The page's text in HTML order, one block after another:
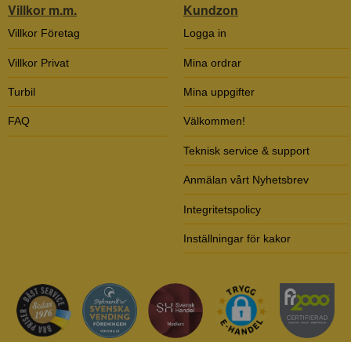
Villkor m.m.
Villkor Företag
Villkor Privat
Turbil
FAQ
Kundzon
Logga in
Mina ordrar
Mina uppgifter
Välkommen!
Teknisk service & support
Anmälan vårt Nyhetsbrev
Integritetspolicy
Inställningar för kakor